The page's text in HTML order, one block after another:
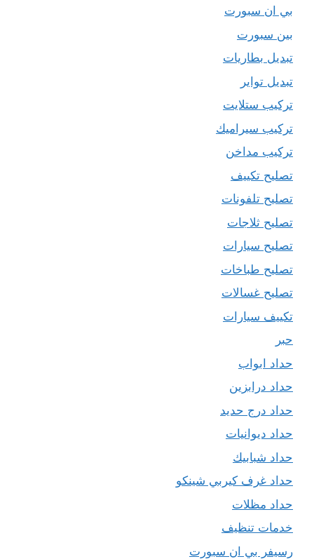
بي ان سبورت
بين سبورت
تبديل بطاريات
تبديل تواير
تركيب ستلايت
تركيب سيراميك
تركيب مداخن
تصليح تكييف
تصليح تلفونات
تصليح ثلاجات
تصليح سيارات
تصليح طباخات
تصليح غسالات
تكييف سيارات
حبر
حداد ابواب
حداد درابزين
حداد درج حديد
حداد ديوانيات
حداد شبابيك
حداد غرف كيربي شينكو
حداد مظلات
خدمات تنظيف
رسيفر بي ان سبورت